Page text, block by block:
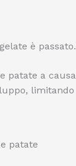
è passato.
patate a causa
limitando
patate